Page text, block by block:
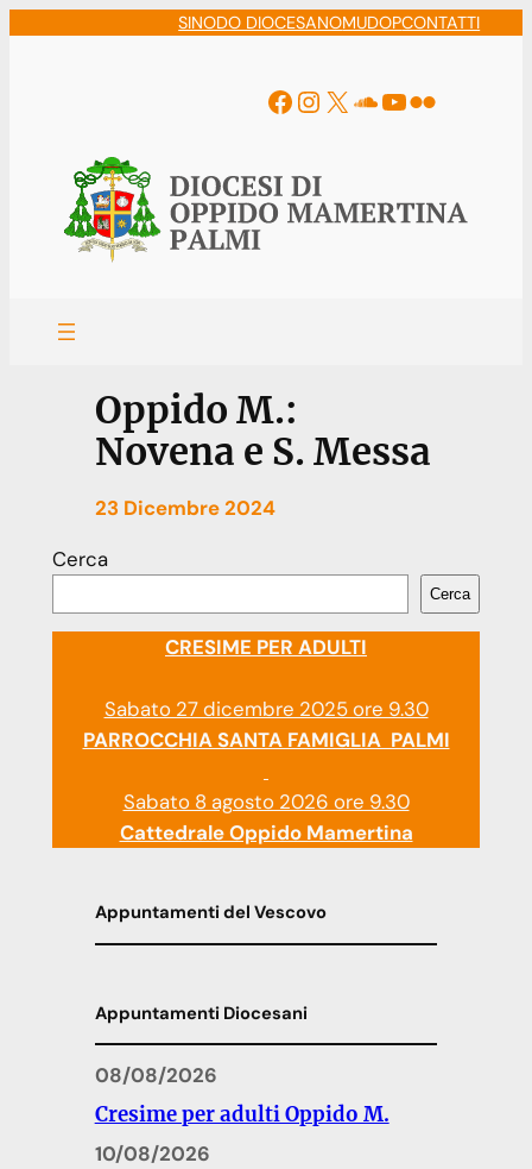
SINODO DIOCESANOMUDOPCONTATTI
Facebook
Instagram
X Soundcloud
YouTube
Flickr
Oppido M.:
Novena e S. Messa
23 Dicembre 2024
Cerca
Cerca
CRESIME PER ADULTI
Sabato 27 dicembre 2025 ore 9.30
PARROCCHIA SANTA FAMIGLIA PALMI
Sabato 8 agosto 2026 ore 9.30
Cattedrale Oppido Mamertina
Appuntamenti del Vescovo
Appuntamenti Diocesani
08/08/2026
Cresime per adulti Oppido M.
10/08/2026